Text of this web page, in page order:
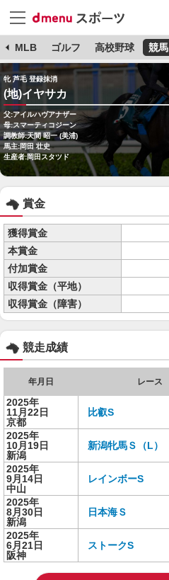
MLB ゴルフ 高校野球 競馬
牝 芦毛 登録抹消
(地)イヤサカ
父:アイルハヴアナザー
母:スマーティコジーン
調教師:天間 昭一 (美浦)
馬主:岡田 壮史
生産者:岡田スタツド
賞金
獲得賞金
本賞金
付加賞金
収得賞金（平地）
収得賞金（障害）
競走成績
年月日 レース
2025年
11月22日
京都
比叡S
2025年
10月19日
新潟
新潟牝馬Ｓ（L）
2025年
9月14日
中山
レインボーS
2025年
8月30日
新潟
日本海Ｓ
2025年
6月21日
阪神
ストークS